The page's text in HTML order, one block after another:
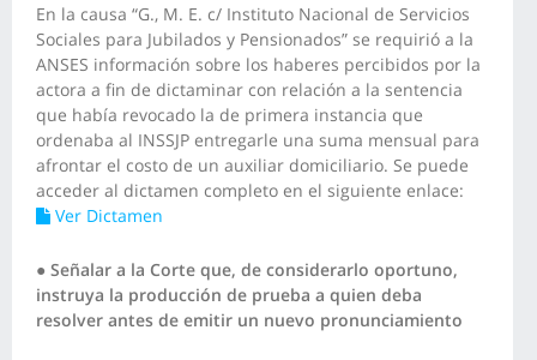
En la causa “G., M. E. c/ Instituto Nacional de Servicios
Sociales para Jubilados y Pensionados” se requirió a la
ANSES información sobre los haberes percibidos por la
actora a fin de dictaminar con relación a la sentencia
que había revocado la de primera instancia que
ordenaba al INSSJP entregarle una suma mensual para
afrontar el costo de un auxiliar domiciliario. Se puede
acceder al dictamen completo en el siguiente enlace:
Ver Dictamen
● Señalar a la Corte que, de considerarlo oportuno,
instruya la producción de prueba a quien deba
resolver antes de emitir un nuevo pronunciamiento